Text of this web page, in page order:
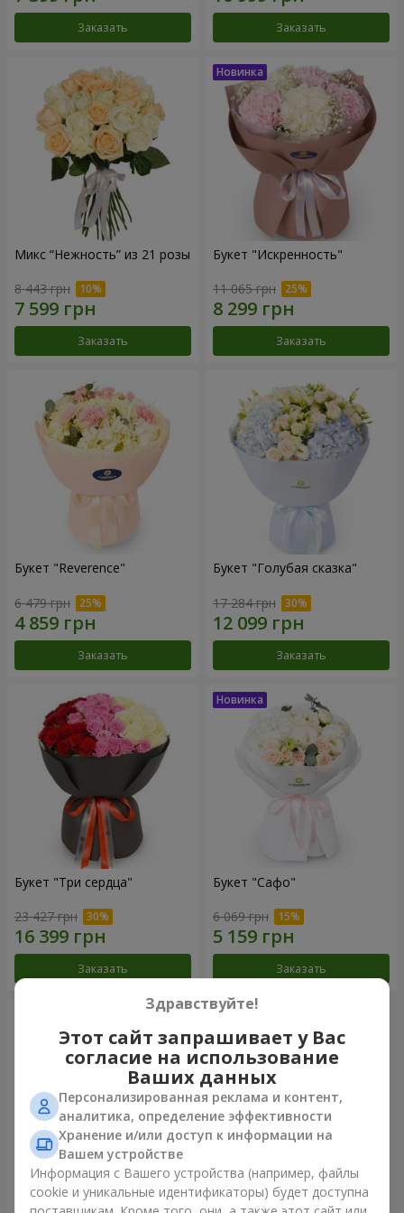
Заказать Заказать
Микс “Нежность” из 21 розы
8 443 грн
Заказать
Букет "Искренность"
11 065 грн
Заказать
Букет "Reverence"
6 479 грн
Заказать
Букет "Голубая сказка"
17 284 грн
Заказать
Букет "Три сердца"
23 427 грн
Заказать
Букет "Сафо"
6 069 грн
Заказать
Букет "Tarnis"
Здравствуйте!
Этот сайт запрашивает у Вас
согласие на использование
Ваших данных
Персонализированная реклама и контент,
аналитика, определение эффективности
Хранение и/или доступ к информации на
Вашем устройстве
Информация с Вашего устройства (например, файлы
cookie и уникальные идентификаторы) будет доступна